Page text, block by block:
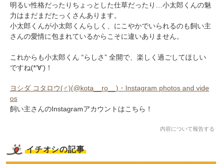
明るい性格だったりちょっとした仕草だったり…小太郎くんの魅
力はまだまだたっくさんあります。
小太郎くんが小太郎くんらしく、にこやかでいられるのも飼い主
さんの愛情に包まれているからこそに違いありません。
これからも小太郎くん “らしさ” 全開で、楽しく過ごしてほしい
ですね(*‘∀‘)！
ヨシダ コタロウ(♂)(@kota__ro__)・Instagram photos and vide
os
飼い主さんのInstagramアカウントはこちら！
内容について報告する
イチオシの記事